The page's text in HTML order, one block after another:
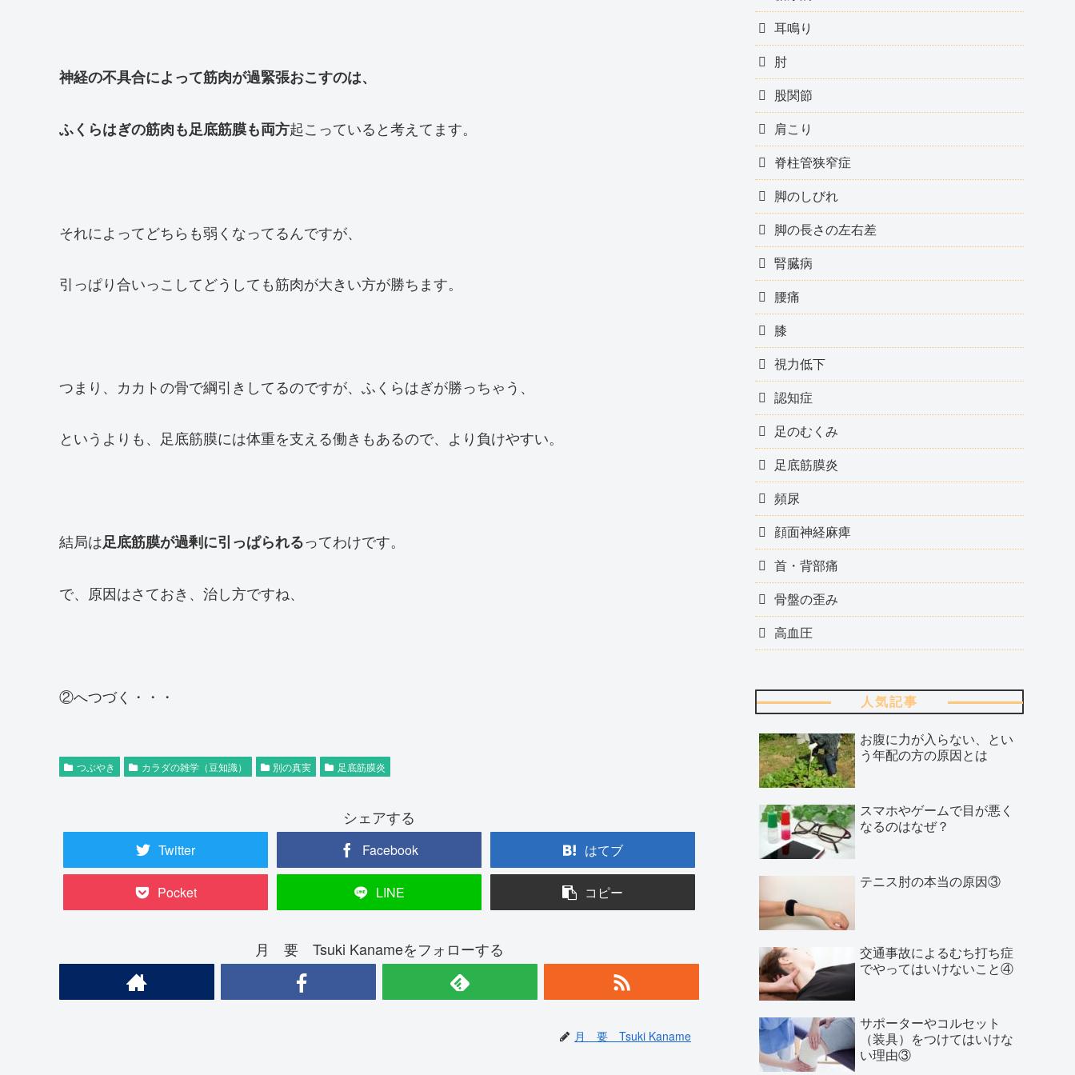
神経の不具合によって筋肉が過緊張おこすのは、
ふくらはぎの筋肉も足底筋膜も両方起こっていると考えてます。
それによってどちらも弱くなってるんですが、
引っぱり合いっこしてどうしても筋肉が大きい方が勝ちます。
つまり、カカトの骨で綱引きしてるのですが、ふくらはぎが勝っちゃう、
というよりも、足底筋膜には体重を支える働きもあるので、より負けやすい。
結局は足底筋膜が過剰に引っぱられるってわけです。
で、原因はさておき、治し方ですね、
②へつづく・・・
つぶやき カラダの雑学（豆知識） 別の真実 足底筋膜炎
シェアする
Twitter Facebook はてブ
Pocket LINE コピー
月 要 Tsuki Kanameをフォローする
月 要 Tsuki Kaname
耳鳴り
肘
股関節
肩こり
脊柱管狭窄症
脚のしびれ
脚の長さの左右差
腎臓病
腰痛
膝
視力低下
認知症
足のむくみ
足底筋膜炎
頻尿
顔面神経麻痺
首・背部痛
骨盤の歪み
高血圧
人気記事
お腹に力が入らない、とい
う年配の方の原因とは
スマホやゲームで目が悪く
なるのはなぜ？
テニス肘の本当の原因③
交通事故によるむち打ち症
でやってはいけないこと④
サポーターやコルセット
（装具）をつけてはいけな
い理由③